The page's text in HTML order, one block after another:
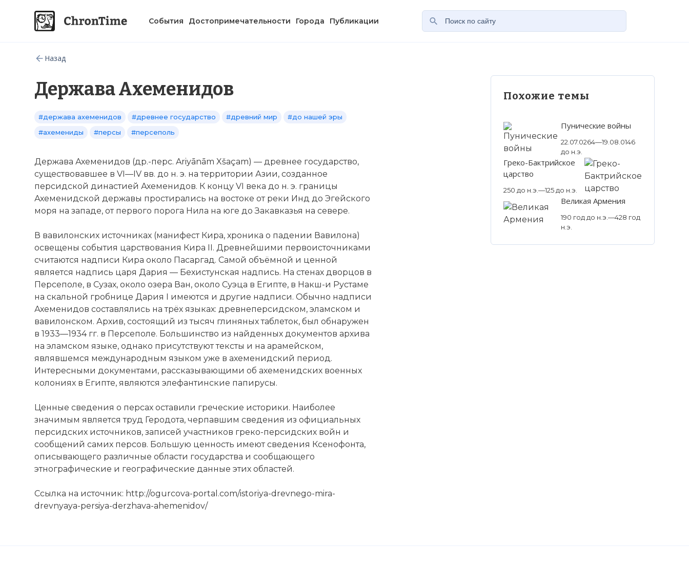
События Достопримечательности Города Публикации
Назад
Держава Ахеменидов
#держава ахеменидов #древнее государство #древний мир
#до нашей эры
#ахемениды
#персы #персеполь
Держава Ахеменидов (др.-перс. Ariyānām Xšaçam) — древнее государство,
существовавшее в VI—IV вв. до н. э. на территории Азии, созданное
персидской династией Ахеменидов. К концу VI века до н. э. границы
Ахеменидской державы простирались на востоке от реки Инд до Эгейского
моря на западе, от первого порога Нила на юге до Закавказья на севере.
В вавилонских источниках (манифест Кира, хроника о падении Вавилона)
освещены события царствования Кира II. Древнейшими первоисточниками
считаются надписи Кира около Пасаргад. Самой объёмной и ценной
является надпись царя Дария — Бехистунская надпись. На стенах дворцов в
Персеполе, в Сузах, около озера Ван, около Суэца в Египте, в Накш-и Рустаме
на скальной гробнице Дария I имеются и другие надписи. Обычно надписи
Ахеменидов составлялись на трёх языках: древнеперсидском, эламском и
вавилонском. Архив, состоящий из тысяч глиняных таблеток, был обнаружен
в 1933—1934 гг. в Персеполе. Большинство из найденных документов архива
на эламском языке, однако присутствуют тексты и на арамейском,
являвшемся международным языком уже в ахеменидский период.
Интересными документами, рассказывающими об ахеменидских военных
колониях в Египте, являются элефантинские папирусы.
Ценные сведения о персах оставили греческие историки. Наиболее
значимым является труд Геродота, черпавшим сведения из официальных
персидских источников, записей участников греко-персидских войн и
сообщений самих персов. Большую ценность имеют сведения Ксенофонта,
описывающего различные области государства и сообщающего
этнографические и географические данные этих областей.
Ссылка на источник: http://ogurcova-portal.com/istoriya-drevnego-mira-
drevnyaya-persiya-derzhava-ahemenidov/
Похожие темы
Пунические войны
22.07.0264—19.08.0146
до н.э.
Греко-Бактрийское
царство
250 до н.э.—125 до н.э.
Великая Армения
190 год до н.э.—428 год
н.э.